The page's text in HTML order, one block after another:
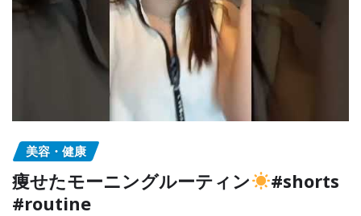
美容・健康
痩せたモーニングルーティン
#shorts
#routine